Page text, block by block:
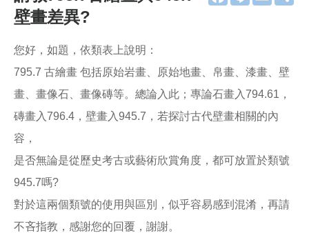
a
k
m
壁畫差異?
您好，如題，依類表上說明：
795.7 古繪畫 包括原始岩畫、原始地畫、帛畫、漆畫、壁
畫、畫像石、畫像磚等。總論入此；專論石畫入794.61，
磚畫入796.4，壁畫入945.7，若探討古代壁畫相關的內
容，
是否無論是從歷史考古或藝術欣賞角度，都可放置於類號
945.7嗎?
對於這兩個類號的使用與區別，似乎容易感到混淆，再請
不吝指教，感謝您的回覆，謝謝。